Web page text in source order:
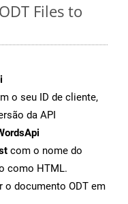
Files to
o seu ID de cliente,
da API
com o nome do
como HTML.
o documento ODT em